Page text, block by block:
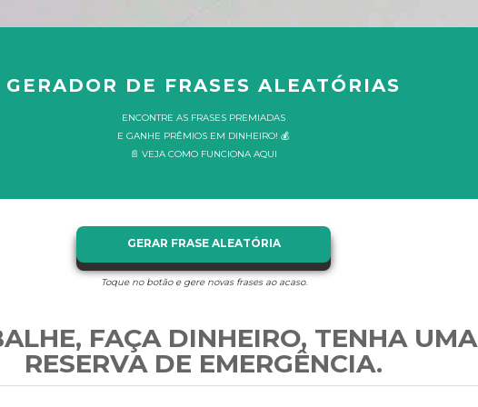
GERADOR DE FRASES ALEATÓRIAS
ENCONTRE AS FRASES PREMIADAS
E GANHE PRÊMIOS EM DINHEIRO! 💰
📄 VEJA COMO FUNCIONA AQUI
GERAR FRASE ALEATÓRIA
Toque no botão e gere novas frases ao acaso.
FAÇA DINHEIRO, TENHA UMA
RESERVA DE EMERGÊNCIA.